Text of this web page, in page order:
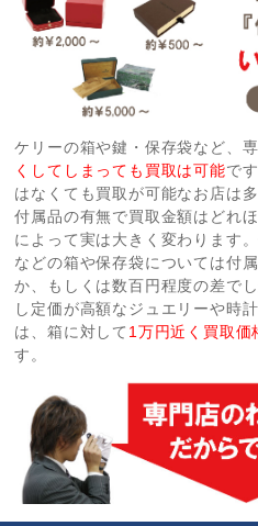
ケリーの箱や鍵・保存袋など、
くしてしまっても買取は可能で
はなくても買取が可能なお店は多
付属品の有無で買取金額はどれ
によって実は大きく変わります
などの箱や保存袋については付
か、もしくは数百円程度の差で
し定価が高額なジュエリーや時
は、箱に対して 1万円近く買取価
す。